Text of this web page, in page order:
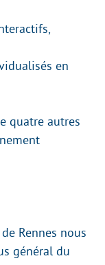
en
quatre autres
Rennes nous
général du